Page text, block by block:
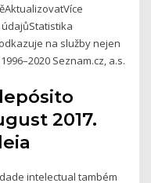
na služby nejen
Seznam.cz, a.s.
2017.
intelectual também